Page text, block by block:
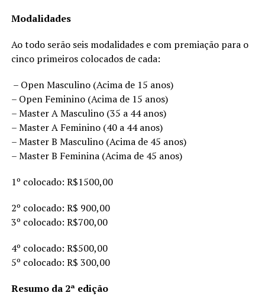
Modalidades
Ao todo serão seis modalidades e com premiação para o
cinco primeiros colocados de cada:
– Open Masculino (Acima de 15 anos)
– Open Feminino (Acima de 15 anos)
– Master A Masculino (35 a 44 anos)
– Master A Feminino (40 a 44 anos)
– Master B Masculino (Acima de 45 anos)
– Master B Feminina (Acima de 45 anos)
1º colocado: R$1500,00
2º colocado: R$ 900,00
3º colocado: R$700,00
4º colocado: R$500,00
5º colocado: R$ 300,00
Resumo da 2ª edição